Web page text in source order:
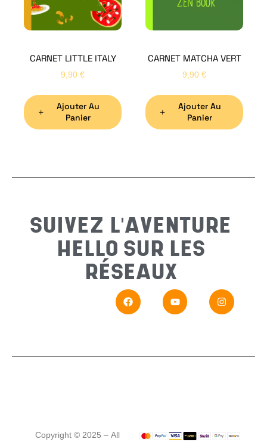
CARNET LITTLE ITALY
9,90 €
Ajouter Au
Panier
CARNET MATCHA VERT
9,90 €
Ajouter Au
Panier
SUIVEZ L'AVENTURE
HELLO SUR LES
RÉSEAUX
Copyright © 2025 – All